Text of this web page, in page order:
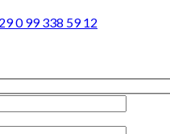
0 99 338 59 12